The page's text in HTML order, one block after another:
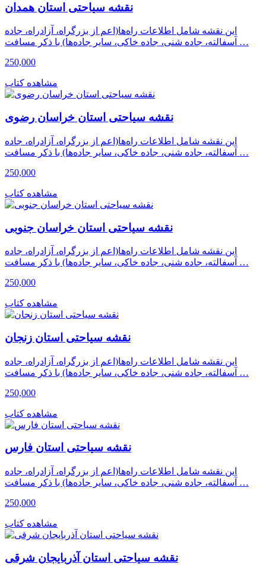
نقشه سیاحتی استان همدان
این نقشه شامل اطلاعات راه‌ها(اعم از بزرگراه، آزادراه، جاده
آسفالته، جاده شنی، جاده خاکی، سایر جاده‌ها) با ذکر مسافت …
250,000
مشاهده کتاب
نقشه سیاحتی استان خراسان رضوى
این نقشه شامل اطلاعات راه‌ها(اعم از بزرگراه، آزادراه، جاده
آسفالته، جاده شنی، جاده خاکی، سایر جاده‌ها) با ذکر مسافت …
250,000
مشاهده کتاب
نقشه سیاحتی استان خراسان جنوبی
این نقشه شامل اطلاعات راه‌ها(اعم از بزرگراه، آزادراه، جاده
آسفالته، جاده شنی، جاده خاکی، سایر جاده‌ها) با ذکر مسافت …
250,000
مشاهده کتاب
نقشه سیاحتی استان زنجان
این نقشه شامل اطلاعات راه‌ها(اعم از بزرگراه، آزادراه، جاده
آسفالته، جاده شنی، جاده خاکی، سایر جاده‌ها) با ذکر مسافت …
250,000
مشاهده کتاب
نقشه سیاحتی استان فارس
این نقشه شامل اطلاعات راه‌ها(اعم از بزرگراه، آزادراه، جاده
آسفالته، جاده شنی، جاده خاکی، سایر جاده‌ها) با ذکر مسافت …
250,000
مشاهده کتاب
نقشه سیاحتی استان آذربایجان شرقی